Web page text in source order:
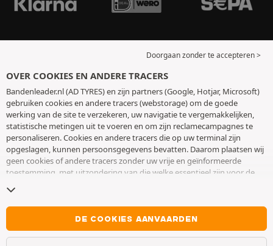
Doorgaan zonder te accepteren >
OVER COOKIES EN ANDERE TRACERS
Bandenleader.nl (AD TYRES) en zijn partners (Google, Hotjar, Microsoft)
gebruiken cookies en andere tracers (webstorage) om de goede
werking van de site te verzekeren, uw navigatie te vergemakkelijken,
statistische metingen uit te voeren en om zijn reclamecampagnes te
personaliseren. Cookies en andere tracers die op uw terminal zijn
opgeslagen, kunnen persoonsgegevens bevatten. Daarom plaatsen wij
geen cookies of andere tracers zonder uw vrije en geïnformeerde
toestemming, met uitzondering van die welke essentieel zijn voor de
toestemming op elk moment intrekken door naar de pagina over
cookies en andere tracerste gaan. U kunt ervoor kiezen om verder te
surfen zonder het deponeren van cookies of andere tracers te
aanvaarden. Weigering verhindert de toegang tot diensten niet AD
TYRES. Voor meer informatie,
DE COOKIES AANVAARDEN